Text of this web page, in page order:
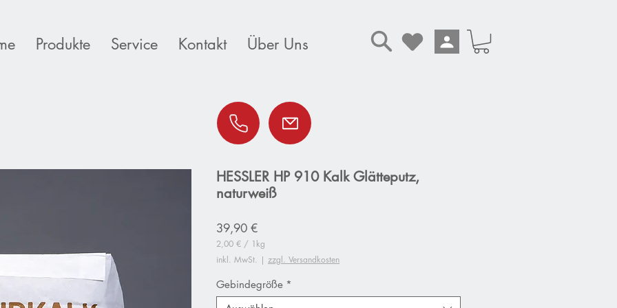
Produkte Service Kontakt Über Uns
HESSLER HP 910 Kalk Glätteputz,
naturweiß
39,90 €Preis
2,00 € / 1kg
2,00 €
pro
Kilogramm
inkl. MwSt. | zzgl. Versandkosten
Gebindegröße *